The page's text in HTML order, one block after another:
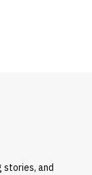
stories, and